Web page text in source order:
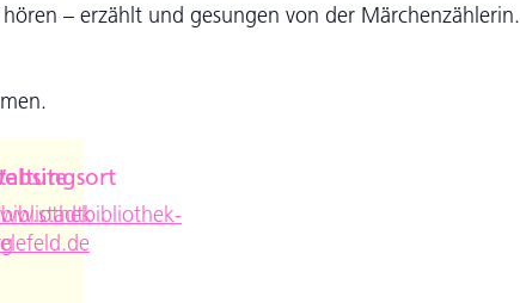
– erzählt und gesungen von der Märchenzählerin.